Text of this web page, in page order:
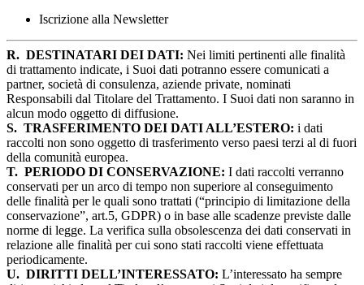
Iscrizione alla Newsletter
R. DESTINATARI DEI DATI: Nei limiti pertinenti alle finalità
di trattamento indicate, i Suoi dati potranno essere comunicati a
partner, società di consulenza, aziende private, nominati
Responsabili dal Titolare del Trattamento. I Suoi dati non saranno in
alcun modo oggetto di diffusione.
S. TRASFERIMENTO DEI DATI ALL’ESTERO: i dati
raccolti non sono oggetto di trasferimento verso paesi terzi al di fuori
della comunità europea.
T. PERIODO DI CONSERVAZIONE: I dati raccolti verranno
conservati per un arco di tempo non superiore al conseguimento
delle finalità per le quali sono trattati (“principio di limitazione della
conservazione”, art.5, GDPR) o in base alle scadenze previste dalle
norme di legge. La verifica sulla obsolescenza dei dati conservati in
relazione alle finalità per cui sono stati raccolti viene effettuata
periodicamente.
U. DIRITTI DELL’INTERESSATO: L’interessato ha sempre